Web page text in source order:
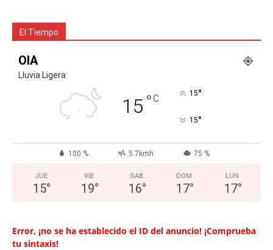
El Tiempo
OIA
Lluvia Ligera
15 °C 15°
15°
100 % 5.7kmh 75 %
JUE
15°
VIE
19°
SAB
16°
DOM
17°
LUN
17°
Error, ¡no se ha establecido el ID del anuncio! ¡Comprueba
tu sintaxis!